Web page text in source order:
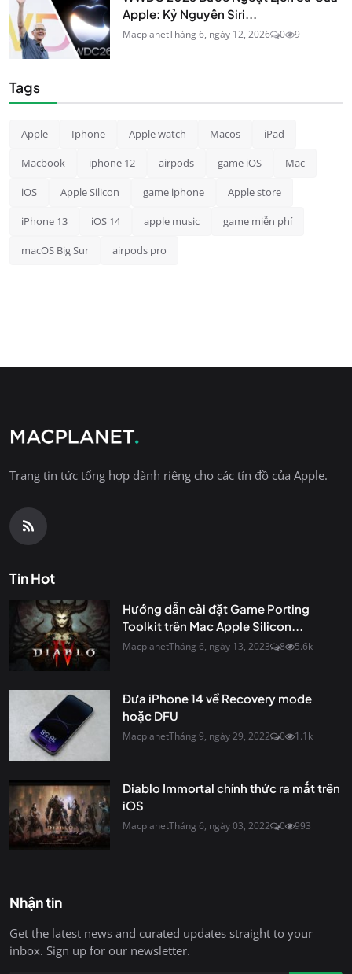
Apple: Kỷ Nguyên Siri...
MacplanetTháng 6, ngày 12, 2026 0 9
Tags
Apple Iphone Apple watch Macos iPad
Macbook iphone 12 airpods game iOS Mac
iOS Apple Silicon game iphone Apple store
iPhone 13 iOS 14 apple music game miễn phí
macOS Big Sur airpods pro
Trang tin tức tổng hợp dành riêng cho các tín đồ của Apple.
Tin Hot
Hướng dẫn cài đặt Game Porting
Toolkit trên Mac Apple Silicon...
MacplanetTháng 6, ngày 13, 2023 8 5.6k
Đưa iPhone 14 về Recovery mode
hoặc DFU
MacplanetTháng 9, ngày 29, 2022 0 1.1k
Diablo Immortal chính thức ra mắt trên
iOS
MacplanetTháng 6, ngày 03, 2022 0 993
Nhận tin
Get the latest news and curated updates straight to your
inbox. Sign up for our newsletter.